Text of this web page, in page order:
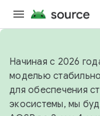
Начиная с 2026
моделью
для обеспечения
экосистемы, мы